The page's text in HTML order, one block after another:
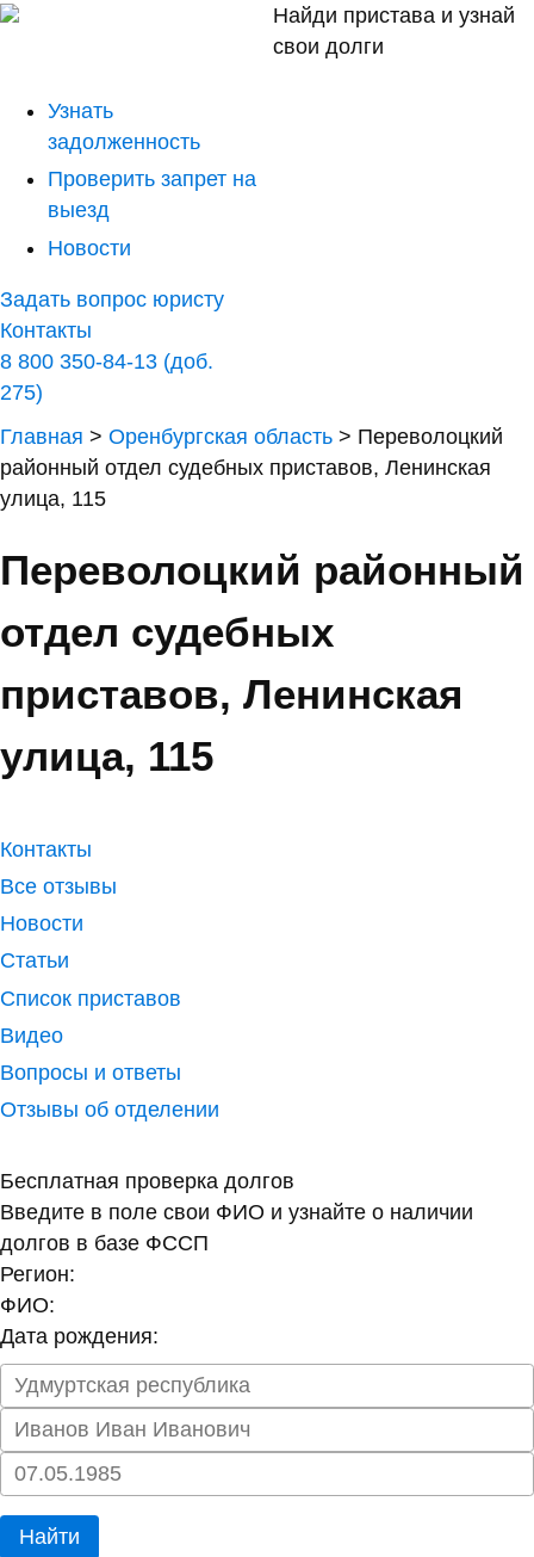
Найди пристава и узнай
свои долги
Узнать
задолженность
Проверить запрет на
выезд
Новости
Задать вопрос юристу
Контакты
8 800 350-84-13 (доб.
275)
Главная > Оренбургская область > Переволоцкий
районный отдел судебных приставов, Ленинская
улица, 115
Переволоцкий районный
отдел судебных
приставов, Ленинская
улица, 115
Контакты
Все отзывы
Новости
Статьи
Список приставов
Видео
Вопросы и ответы
Отзывы об отделении
Бесплатная проверка долгов
Введите в поле свои ФИО и узнайте о наличии
долгов в базе ФССП
Регион:
ФИО:
Дата рождения:
Найти